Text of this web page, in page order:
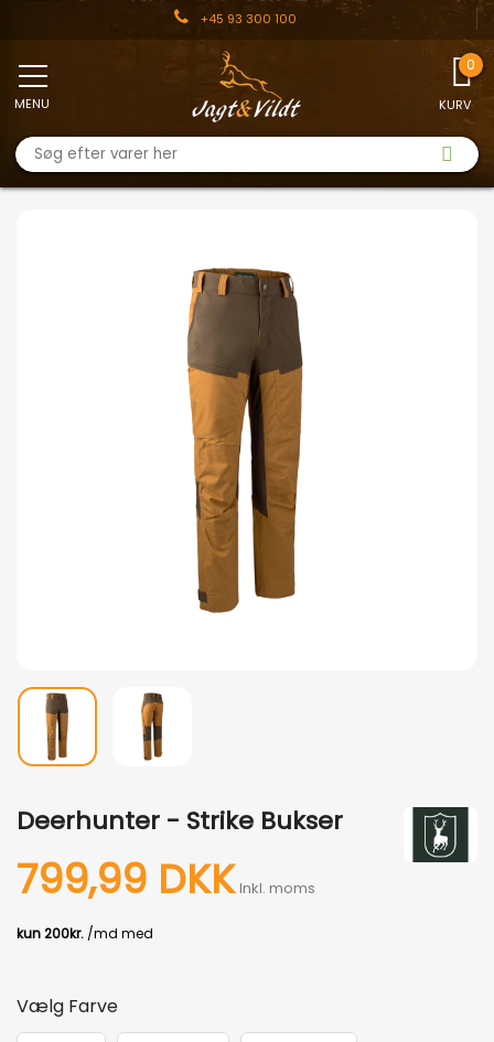
+45 93 300 100
KURV
MENU
Deerhunter - Strike Bukser
799,99 DKK Inkl. moms
Vælg Farve